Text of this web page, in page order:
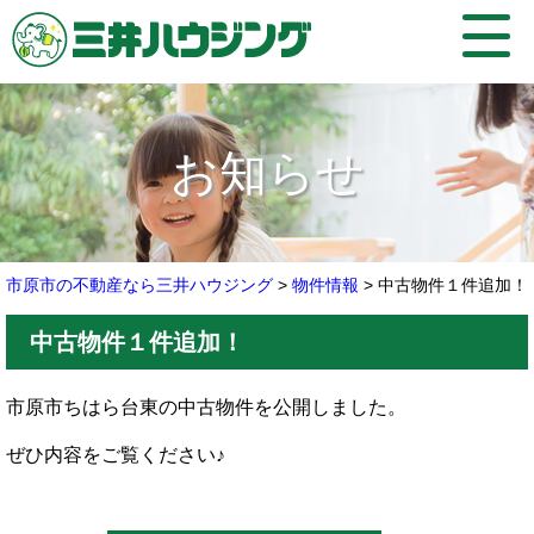
お知らせ
市原市の不動産なら三井ハウジング > 物件情報 > 中古物件１件追加！
中古物件１件追加！
市原市ちはら台東の中古物件を公開しました。
ぜひ内容をご覧ください♪